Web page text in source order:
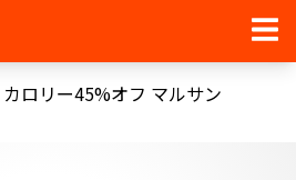
ロリー45%オフ マルサン